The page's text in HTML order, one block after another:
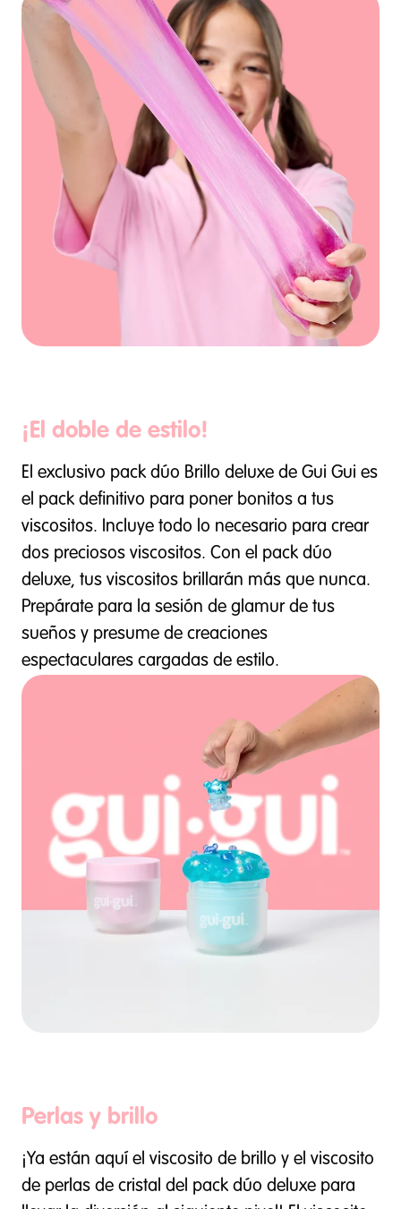
¡El doble de estilo!
El exclusivo pack dúo Brillo deluxe de Gui Gui es
el pack definitivo para poner bonitos a tus
viscositos. Incluye todo lo necesario para crear
dos preciosos viscositos. Con el pack dúo
deluxe, tus viscositos brillarán más que nunca.
Prepárate para la sesión de glamur de tus
sueños y presume de creaciones
espectaculares cargadas de estilo.
Perlas y brillo
¡Ya están aquí el viscosito de brillo y el viscosito
de perlas de cristal del pack dúo deluxe para